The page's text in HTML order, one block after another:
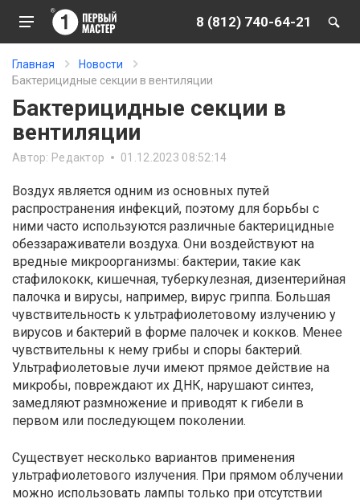
8 (812) 740-64-21
Главная
Новости
Бактерицидные секции в вентиляции
Бактерицидные секции в
вентиляции
Автор: Редактор 01.12.2023 08:52:14
Воздух является одним из основных путей
распространения инфекций, поэтому для борьбы с
ними часто используются различные бактерицидные
обеззараживатели воздуха. Они воздействуют на
вредные микроорганизмы: бактерии, такие как
стафилококк, кишечная, туберкулезная, дизентерийная
палочка и вирусы, например, вирус гриппа. Большая
чувствительность к ультрафиолетовому излучению у
вирусов и бактерий в форме палочек и кокков. Менее
чувствительны к нему грибы и споры бактерий.
Ультрафиолетовые лучи имеют прямое действие на
микробы, повреждают их ДНК, нарушают синтез,
замедляют размножение и приводят к гибели в
первом или последующем поколении.
Существует несколько вариантов применения
ультрафиолетового излучения. При прямом облучении
можно использовать лампы только при отсутствии